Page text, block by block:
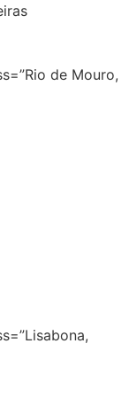
de Mouro,